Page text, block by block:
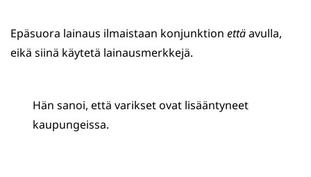
Epäsuora lainaus ilmaistaan konjunktion ettäavulla,
eikä siinä käytetä lainausmerkkejä.
Hän sanoi, että varikset ovat lisääntyneet
kaupungeissa.